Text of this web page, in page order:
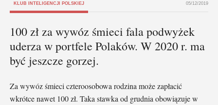
KLUB INTELIGENCJI POLSKIEJ 05/12/2019
100 zł za wywóz śmieci fala podwyżek
uderza w portfele Polaków. W 2020 r. ma
być jeszcze gorzej.
Za wywóz śmieci czteroosobowa rodzina może zapłacić
wkrótce nawet 100 zł. Taka stawka od grudnia obowiązuje w